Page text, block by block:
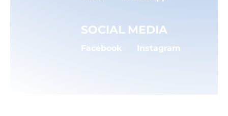
SOCIAL MEDIA
Facebook Instagram